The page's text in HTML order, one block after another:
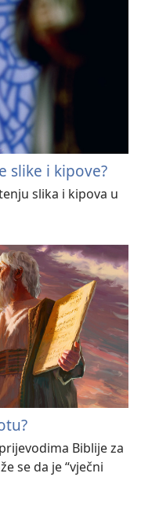
slike i kipove?
slika i kipova u
Biblije za
se da je “vječni